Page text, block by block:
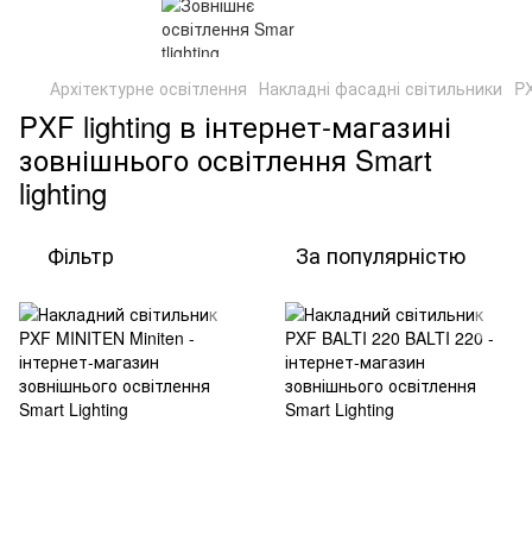
Архітектурне освітлення Накладні фасадні світильники
PXF lighting в інтернет-магазині
зовнішнього освітлення Smart
lighting
Фільтр За популярністю